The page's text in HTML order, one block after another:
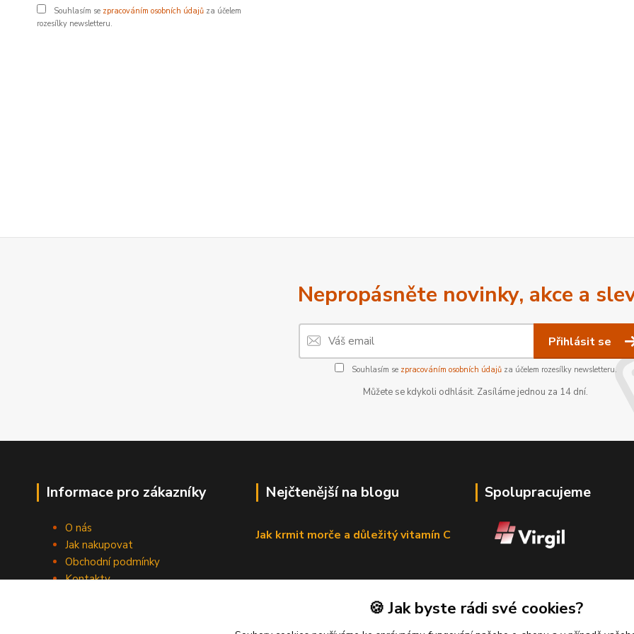
Souhlasím se zpracováním osobních údajů za účelem
rozesílky newsletteru.
Nepropásněte novinky, akce a
Přihlásit se
Souhlasím se zpracováním osobních údajůza účelem rozesílky newsletteru.
Můžete se kdykoli odhlásit. Zasíláme jednou za 14 dní.
Informace pro zákazníky
O nás
Jak nakupovat
Obchodní podmínky
Kontakty
Nejčtenější na blogu
Jak krmit morče a důležitý vitamín C
Spolupracujeme
🍪 Jak byste rádi své cookies?